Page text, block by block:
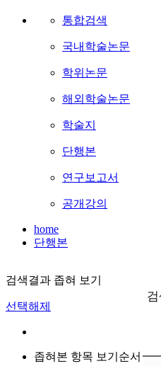
통합검색
국내학술논문
학위논문
해외학술논문
학술지
단행본
연구보고서
공개강의
home
단행본
검색결과 좁혀 보기
선택해제
좁혀본 항목 보기순서